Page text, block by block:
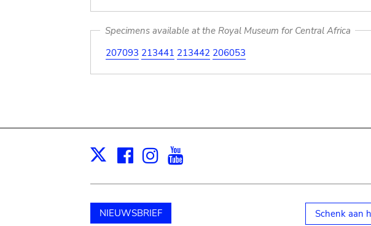
Specimens available at the Royal Museum for Central Africa
207093 213441 213442 206053
X Facebook
Instagram
NIEUWSBRIEF Schenk aan